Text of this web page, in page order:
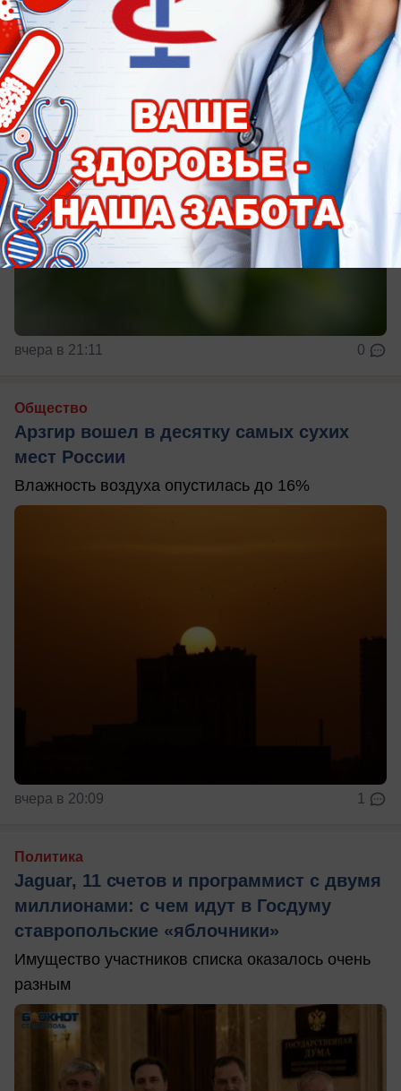
дождливое воскресенье
И даже магнитных бурь почти не предвидится
вчера в 21:11 0
Общество
Арзгир вошел в десятку самых сухих
мест России
Влажность воздуха опустилась до 16%
вчера в 20:09 1
Политика
Jaguar, 11 счетов и программист с двумя
миллионами: с чем идут в Госдуму
ставропольские «яблочники»
Имущество участников списка оказалось очень
разным